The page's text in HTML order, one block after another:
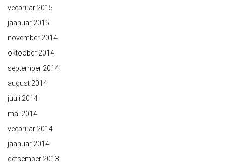
veebruar 2015
jaanuar 2015
november 2014
oktoober 2014
september 2014
august 2014
juuli 2014
mai 2014
veebruar 2014
jaanuar 2014
detsember 2013